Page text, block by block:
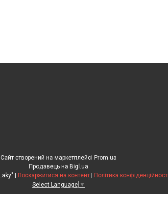
Сайт створений на маркетплейсі Prom.ua
Продавець на Bigl.ua
Поскаржитися на контент
Політика
Select Language ▼